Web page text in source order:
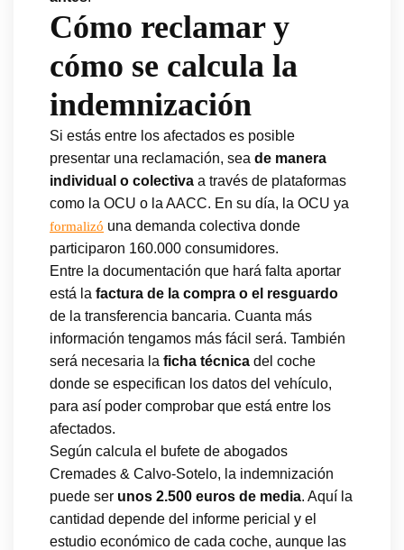
Cómo reclamar y
cómo se calcula la
indemnización
Si estás entre los afectados es posible
presentar una reclamación, sea de manera
individual o colectiva a través de plataformas
como la OCU o la AACC. En su día, la OCU ya
formalizó una demanda colectiva donde
participaron 160.000 consumidores.
Entre la documentación que hará falta aportar
está la factura de la compra o el resguardo
de la transferencia bancaria. Cuanta más
información tengamos más fácil será. También
será necesaria la ficha técnica del coche
donde se especifican los datos del vehículo,
para así poder comprobar que está entre los
afectados.
Según calcula el bufete de abogados
Cremades & Calvo-Sotelo, la indemnización
puede ser unos 2.500 euros de media. Aquí la
cantidad depende del informe pericial y el
estudio económico de cada coche, aunque las